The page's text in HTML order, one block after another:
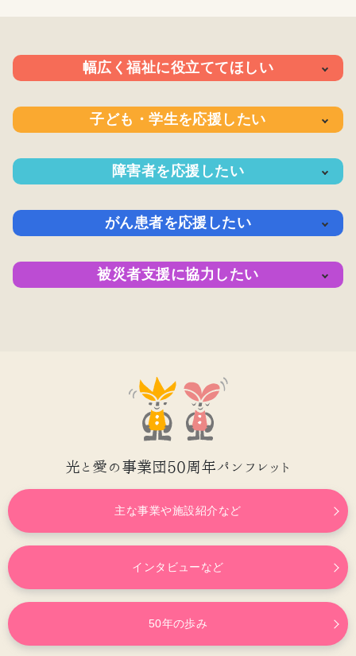
幅広く福祉に役立ててほしい
支援の内
支援の実
績
寄付の方
子ども・学生を応援したい
支援の内
支援の実
績
寄付の方
障害者を応援したい
支援の内
支援の実
績
寄付の方
がん患者を応援したい
支援の内
支援の実
績
寄付の方
被災者支援に協力したい
光と愛の事業団50周年パンフレット
主な事業や施設紹介など
インタビューなど
50年の歩み